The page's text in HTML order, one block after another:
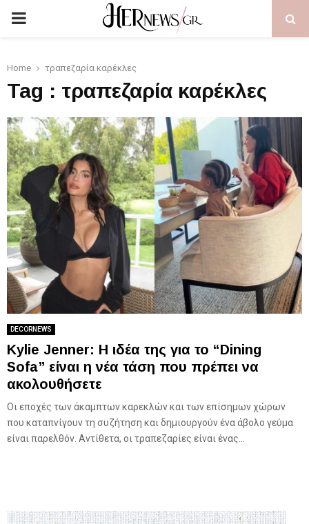
PRIMARY
Home τραπεζαρία καρέκλες
Tag : τραπεζαρία καρέκλες
DECORNEWS
Kylie Jenner: Η ιδέα της για το “Dining
Sofa” είναι η νέα τάση που πρέπει να
ακολουθήσετε
Οι εποχές των άκαμπτων καρεκλών και των επίσημων χώρων
που καταπνίγουν τη συζήτηση και δημιουργούν ένα άβολο γεύμα
είναι παρελθόν. Αντίθετα, οι τραπεζαρίες είναι ένας...